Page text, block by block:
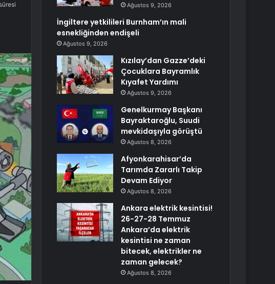
Ağustos 9, 2026
İngiltere yetkilileri Burnham’ın mali
esnekliğinden endişeli
Ağustos 9, 2026
Kızılay’dan Gazze’deki
Çocuklara Bayramlık
Kıyafet Yardımı
Ağustos 9, 2026
Genelkurmay Başkanı
Bayraktaroğlu, Suudi
mevkidaşıyla görüştü
Ağustos 8, 2026
Afyonkarahisar’da
Tarımda Zararlı Takip
Devam Ediyor
Ağustos 8, 2026
Ankara elektrik kesintisi!
26-27-28 Temmuz
Ankara’da elektrik
kesintisi ne zaman
bitecek, elektrikler ne
zaman gelecek?
Ağustos 8, 2026